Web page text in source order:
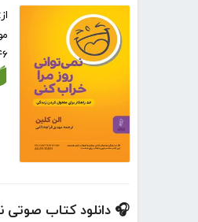
از:
🎧 دانلود کتاب صوتی